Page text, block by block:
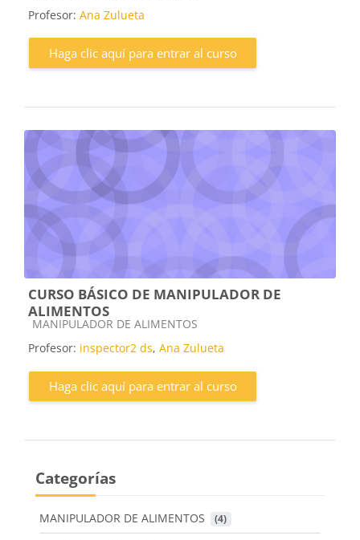
Profesor: Ana Zulueta
Haga clic aquí para entrar al curso
CURSO BÁSICO DE MANIPULADOR DE
ALIMENTOS
Categoría de cursos
MANIPULADOR DE ALIMENTOS
Profesor: inspector2 ds, Ana Zulueta
Haga clic aquí para entrar al curso
Categorías
MANIPULADOR DE ALIMENTOS (4)